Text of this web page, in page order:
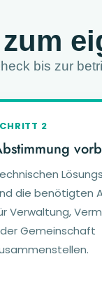
bis zur
2
die benötigten
Verwaltung,
Gemeinschaft